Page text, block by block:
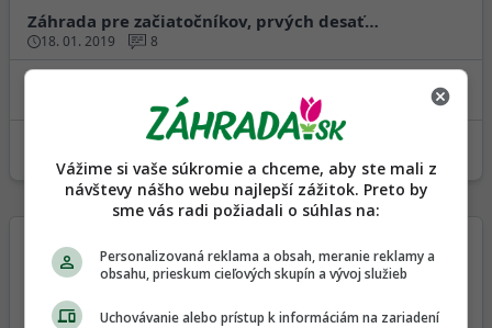
Záhrada pre začiatočníkov, prvých desať…
18. 01. 2019 8
23
Permakulturna zahradka
16. 11. 2018 8
Vážime si vaše súkromie a chceme, aby ste mali z
návštevy nášho webu najlepší zážitok. Preto by
sme vás radi požiadali o súhlas na:
Personalizovaná reklama a obsah, meranie reklamy a
obsahu, prieskum cieľových skupín a vývoj služieb
Uchovávanie alebo prístup k informáciám na zariadení